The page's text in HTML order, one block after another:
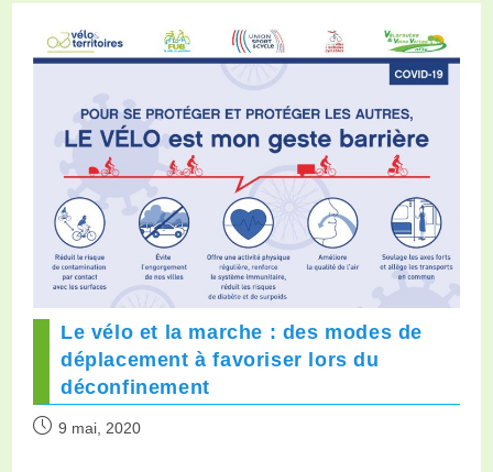
Le vélo et la marche : des modes de
déplacement à favoriser lors du
déconfinement
9 mai, 2020